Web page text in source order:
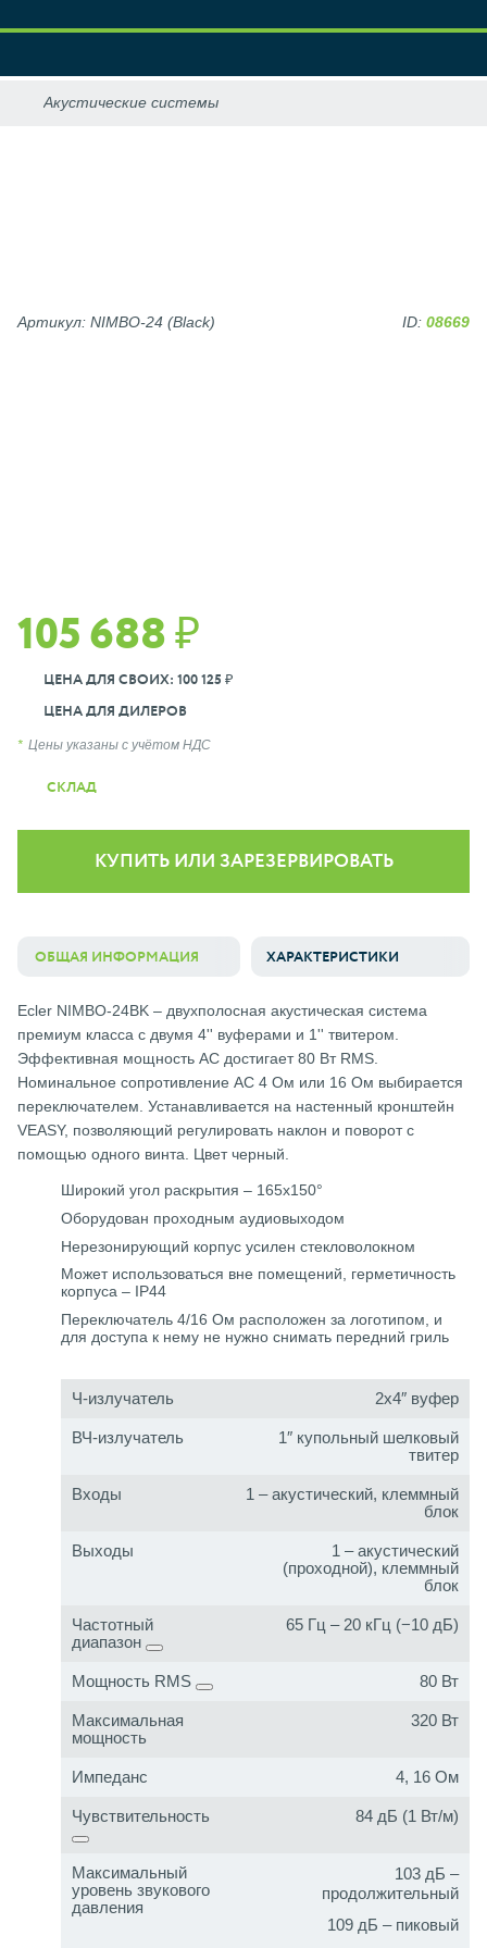
105 688 ₽
ЦЕНА ДЛЯ СВОИХ: 100 125 ₽
ЦЕНА ДЛЯ ДИЛЕРОВ
Цены указаны с учётом НДС
СКЛАД
Артикул: NIMBO-24 (Black) ID: 08669
КУПИТЬ ИЛИ ЗАРЕЗЕРВИРОВАТЬ
ОБЩАЯ ИНФОРМАЦИЯ ХАРАКТЕРИСТИКИ
Ecler NIMBO-24BK – двухполосная акустическая система
премиум класса с двумя 4'' вуферами и 1'' твитером.
Эффективная мощность АС достигает 80 Вт RMS.
Номинальное сопротивление АС 4 Ом или 16 Ом выбирается
переключателем. Устанавливается на настенный кронштейн
VEASY, позволяющий регулировать наклон и поворот с
помощью одного винта. Цвет черный.
Широкий угол раскрытия – 165x150°
Оборудован проходным аудиовыходом
Нерезонирующий корпус усилен стекловолокном
Может использоваться вне помещений, герметичность
корпуса – IP44
Переключатель 4/16 Ом расположен за логотипом, и
для доступа к нему не нужно снимать передний гриль
Ч-излучатель 2x4″ вуфер
ВЧ-излучатель
1″ купольный шелковый
твитер
Входы
1 – акустический, клеммный
блок
Выходы
1 – акустический
(проходной), клеммный
блок
Частотный
диапазон
65 Гц – 20 кГц (−10 дБ)
Мощность RMS 80 Вт
Максимальная
мощность
320 Вт
Импеданс 4, 16 Ом
Чувствительность 84 дБ (1 Вт/м)
Максимальный
уровень звукового
давления
103 дБ –
продолжительный
109 дБ – пиковый